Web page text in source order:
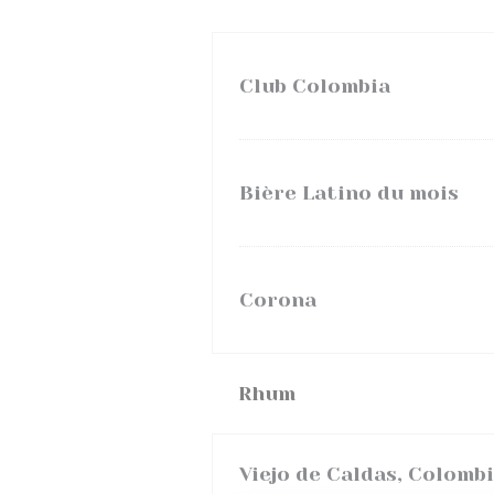
Club Colombia
Bière Latino du mois
Corona
Rhum
Viejo de Caldas,